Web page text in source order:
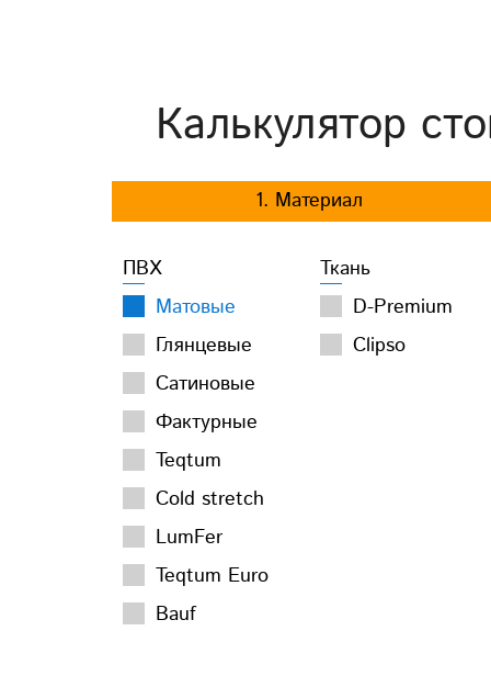
Калькулятор
1. Материал
ПВХ
Матовые
Глянцевые
Сатиновые
Фактурные
Teqtum
Cold stretch
LumFer
Teqtum Euro
Bauf
Ткань
D-Premium
Clipso